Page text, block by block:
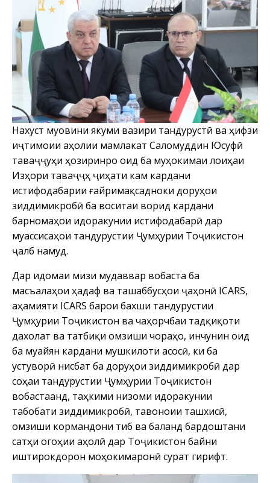
Нахуст муовини якуми вазири тандурустӣ ва ҳифзи
иҷтимоии аҳолии мамлакат Саломуддин Юсуфӣ
таваҷҷуҳи ҳозиринро оид ба муҳокимаи лоиҳаи
Изҳори таваҷҷӯҳ ҷиҳати кам кардани
истифодабарии ғайримақсадноки доруҳои
зиддимикробӣ ба воситаи ворид кардани
барномаҳои идоракунии истифодабарӣ дар
муассисаҳои тандурустии Ҷумҳурии Тоҷикистон
ҷалб намуд.
Дар идомаи мизи мудаввар вобаста ба
масъалаҳои ҳадаф ва ташаббусҳои ҷаҳонӣ ICARS,
аҳамияти ICARS барои бахши тандурустии
Ҷумҳурии Тоҷикистон ва чаҳорчӯбаи тадқиқоти
дахолат ва татбиқи омӯзиши чораҳо, инчунин оид
ба муайян кардани мушкилоти асосӣ, ки ба
устуворӣ нисбат ба доруҳои зиддимикробӣ дар
соҳаи тандурустии Ҷумҳурии Тоҷикистон
вобастаанд, таҳкими низоми идоракунии
табобати зиддимикробӣ, тавоноии ташхисӣ,
омӯзиши кормандони тиб ва баланд бардоштани
сатҳи огоҳии аҳолӣ дар Тоҷикистон байни
иштирокдорон моҳокимаронӣ сурат гирифт.